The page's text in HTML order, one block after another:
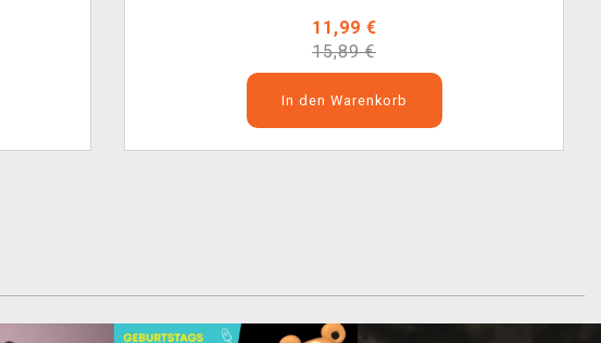
11,99 €
15,89 €
In den Warenkorb